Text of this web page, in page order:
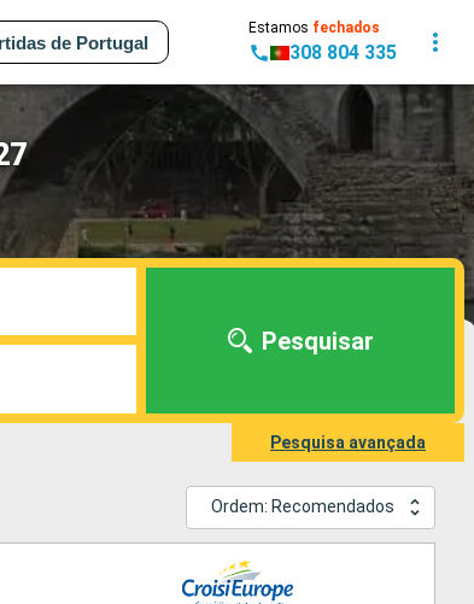
de Portugal
Estamos fechados
308 804 335
Pesquisar
Pesquisa avançada
Ordem: Recomendados